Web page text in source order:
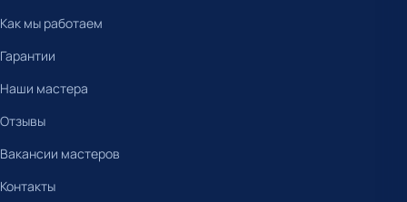
Как мы работаем
Гарантии
Наши мастера
Отзывы
Вакансии мастеров
Контакты